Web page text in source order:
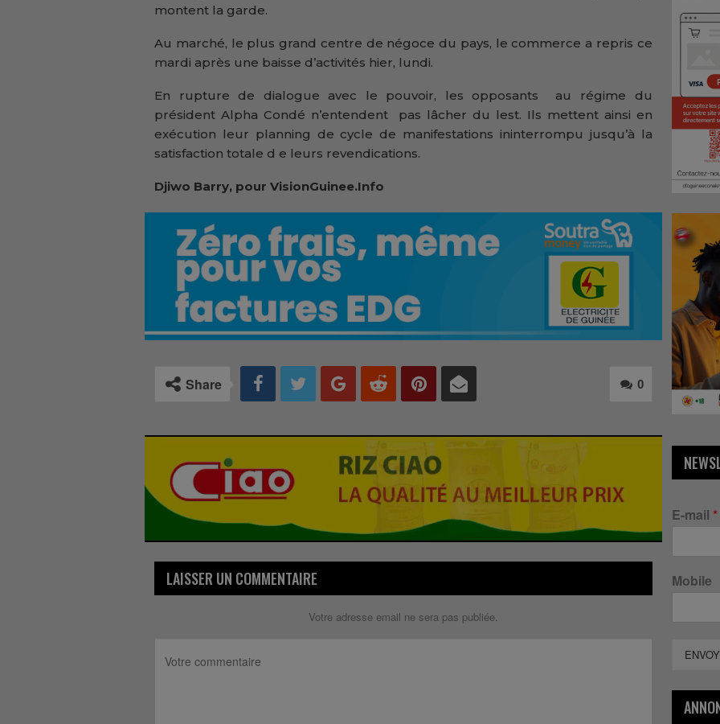
montent la garde.
Au marché, le plus grand centre de négoce du pays, le commerce a repris ce
mardi après une baisse d’activités hier, lundi.
En rupture de dialogue avec le pouvoir, les opposants au régime du
président Alpha Condé n’entendent pas lâcher du lest. Ils mettent ainsi en
exécution leur planning de cycle de manifestations ininterrompu jusqu’à la
satisfaction totale d e leurs revendications.
Djiwo Barry, pour VisionGuinee.Info
0
Share
LAISSER UN COMMENTAIRE
Votre adresse email ne sera pas publiée.
E-mail *
Mobile